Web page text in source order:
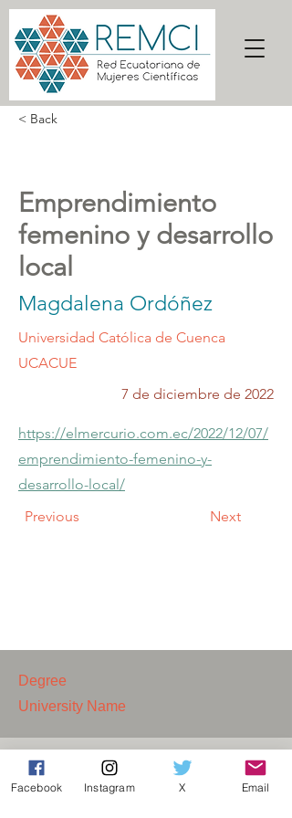
< Back
Emprendimiento
femenino y desarrollo
local
Magdalena Ordóñez
Universidad Católica de Cuenca
UCACUE
7 de diciembre de 2022
https://elmercurio.com.ec/2022/12/07/
emprendimiento-femenino-y-
desarrollo-local/
Previous
Next
Degree
University Name
​Contáctanos:
Facebook Instagram X Email